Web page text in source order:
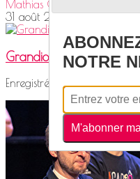
Mathias CHARTON
31 août 2025
Grandiose de Pomme
Enregistré à Rochefort en
NOTRE
M'abonner